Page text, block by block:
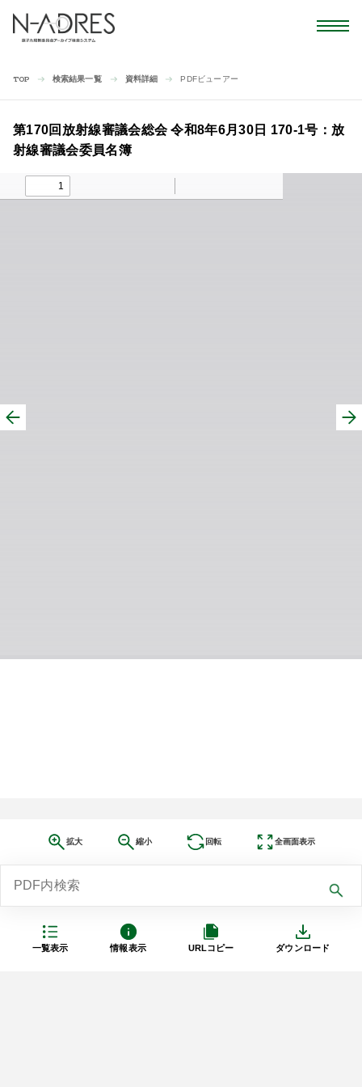
TOP 検索結果一覧 資料詳細 PDFビューアー
一覧表示 情報表示 URLコピー ダウンロード
第170回放射線審議会総会 令和8年6月30日 170-1号：放
射線審議会委員名簿
拡大 縮小 回転 全画面表示